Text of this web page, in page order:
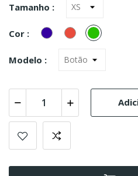
Tamanho :
Cor : MarinhoVermelhoverde
Modelo :